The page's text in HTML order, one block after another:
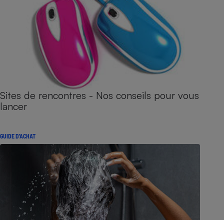
Sites de rencontres - Nos conseils pour vous
lancer
GUIDE D'ACHAT